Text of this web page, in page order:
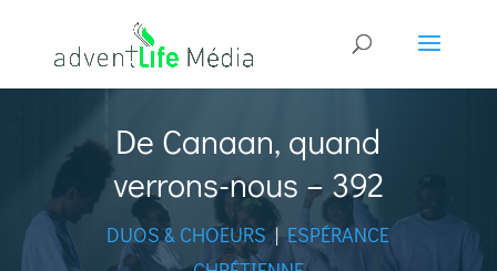
De Canaan, quand
verrons-nous – 392
DUOS & CHOEURS| ESPÉRANCE